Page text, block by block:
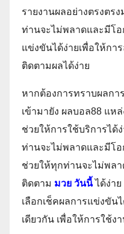
รายงานผลอย่างตรงตร
ท่านจะไม่พลาดและมีโ
แข่งขันได้ง่ายเพื่อให้กา
ติดตามผลได้ง่าย
หากต้องการทราบผลกา
เข้ามายัง ผลบอล88 แ
ช่วยให้การใช้บริการได้
ท่านจะไม่พลาดและมีโ
ช่วยให้ทุกท่านจะไม่พล
ติดตาม มวย วันนี้ ได้ง่า
เลือกเช็คผลการแข่งขัน
เดียวกัน เพื่อให้การใช้